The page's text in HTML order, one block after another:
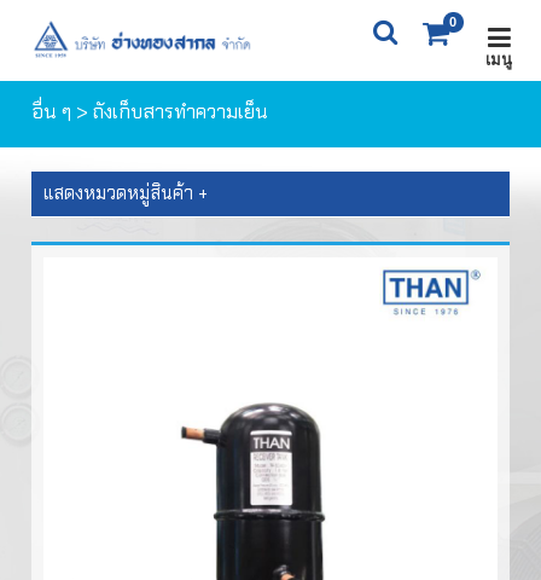
X
0
ตะกร้าสินค้า สั่งซื้อสินค้า
เมนู
อื่น ๆ > ถังเก็บสารทำความเย็น
แสดงหมวดหมู่สินค้า +